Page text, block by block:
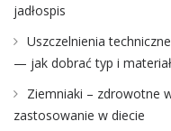
jadłospis
Uszczelnienia
— jak dobrać typ i
Ziemniaki – zdrowotne
zastosowanie w diecie